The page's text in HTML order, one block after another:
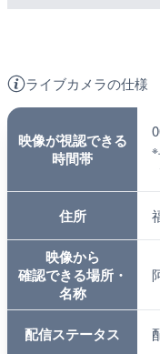
ライブカメラの仕様
映像が視認できる
時間帯
※
住所
映像から
確認できる場所・
名称
配信ステータス